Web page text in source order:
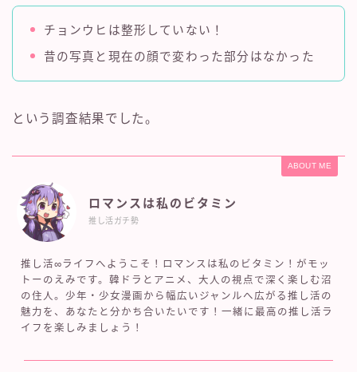
チョンウヒは整形していない！
昔の写真と現在の顔で変わった部分はなかった
という調査結果でした。
ABOUT ME
ロマンスは私のビタミン
推し活ガチ勢
推し活∞ライフへようこそ！ロマンスは私のビタミン！がモッ
トーのえみです。韓ドラとアニメ、大人の視点で深く楽しむ沼
の住人。少年・少女漫画から幅広いジャンルへ広がる推し活の
魅力を、あなたと分かち合いたいです！一緒に最高の推し活ラ
イフを楽しみましょう！